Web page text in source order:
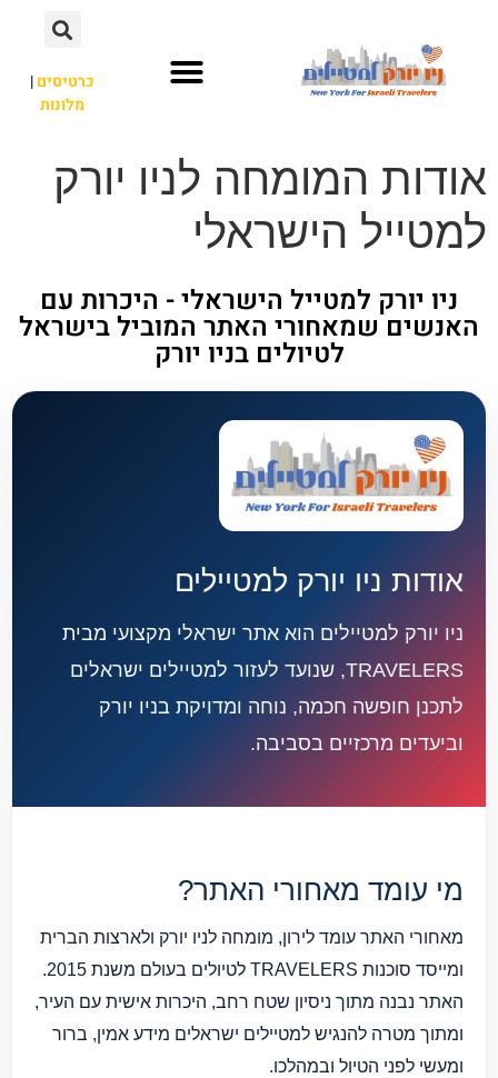
כרטיסים|
מלונות
אודות המומחה לניו יורק
למטייל הישראלי
ניו יורק למטייל הישראלי - היכרות עם
האנשים שמאחורי האתר המוביל בישראל
לטיולים בניו יורק
אודות ניו יורק למטיילים
ניו יורק למטיילים הוא אתר ישראלי מקצועי מבית
TRAVELERS, שנועד לעזור למטיילים ישראלים
לתכנן חופשה חכמה, נוחה ומדויקת בניו יורק
וביעדים מרכזיים בסביבה.
מי עומד מאחורי האתר?
מאחורי האתר עומד לירון, מומחה לניו יורק ולארצות הברית
ומייסד סוכנות TRAVELERS לטיולים בעולם משנת 2015.
האתר נבנה מתוך ניסיון שטח רחב, היכרות אישית עם העיר,
ומתוך מטרה להנגיש למטיילים ישראלים מידע אמין, ברור
ומעשי לפני הטיול ובמהלכו.